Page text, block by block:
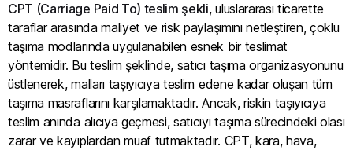
CPT (Carriage Paid To) teslim şekli, uluslararası ticarette
taraflar arasında maliyet ve risk paylaşımını netleştiren, çoklu
taşıma modlarında uygulanabilen esnek bir teslimat
yöntemidir. Bu teslim şeklinde, satıcı taşıma organizasyonunu
üstlenerek, malları taşıyıcıya teslim edene kadar oluşan tüm
taşıma masraflarını karşılamaktadır. Ancak, riskin taşıyıcıya
teslim anında alıcıya geçmesi, satıcıyı taşıma sürecindeki olası
zarar ve kayıplardan muaf tutmaktadır. CPT, kara, hava,